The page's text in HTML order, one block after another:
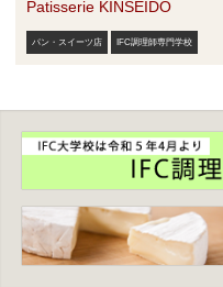
Patisserie KINSEIDO
パン・スイーツ店 IFC調理師専門学校